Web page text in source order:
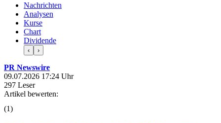
Nachrichten
Analysen
Kurse
Chart
Dividende
‹ ›
PR Newswire
09.07.2026 17:24 Uhr
297 Leser
Artikel bewerten:
(1)